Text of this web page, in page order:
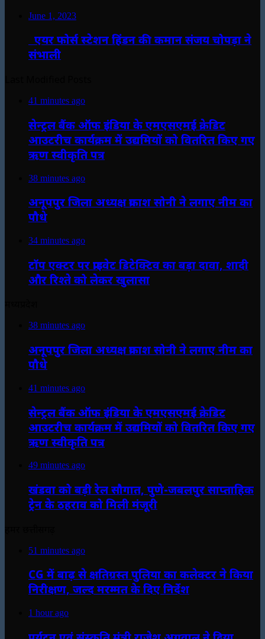
June 1, 2023
एयर फोर्स स्टेशन हिंडन की कमान संजय चोपड़ा ने
संभाली
41 minutes ago
सेन्ट्रल बैंक ऑफ इंडिया के एमएसएमई क्रेडिट
आउटरीच कार्यक्रम में उद्यमियों को वितरित किए गए
ऋण स्वीकृति पत्र
38 minutes ago
अनूपपुर जिला अध्यक्ष प्रकाश सोनी ने लगाए नीम का
पौधे
34 minutes ago
टॉप एक्टर पर प्राइवेट डिटेक्टिव का बड़ा दावा, शादी
और रिश्ते को लेकर खुलासा
38 minutes ago
अनूपपुर जिला अध्यक्ष प्रकाश सोनी ने लगाए नीम का
पौधे
41 minutes ago
सेन्ट्रल बैंक ऑफ इंडिया के एमएसएमई क्रेडिट
आउटरीच कार्यक्रम में उद्यमियों को वितरित किए गए
ऋण स्वीकृति पत्र
49 minutes ago
खंडवा को बड़ी रेल सौगात, पुणे-जबलपुर साप्ताहिक
ट्रेन के ठहराव को मिली मंजूरी
51 minutes ago
CG में बाढ़ से क्षतिग्रस्त पुलिया का कलेक्टर ने किया
निरीक्षण, जल्द मरम्मत के दिए निर्देश
1 hour ago